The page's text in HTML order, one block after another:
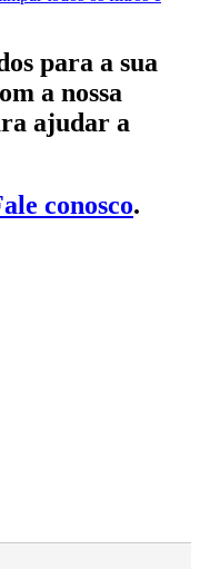
para a sua
a nossa
ajudar a
conosco.